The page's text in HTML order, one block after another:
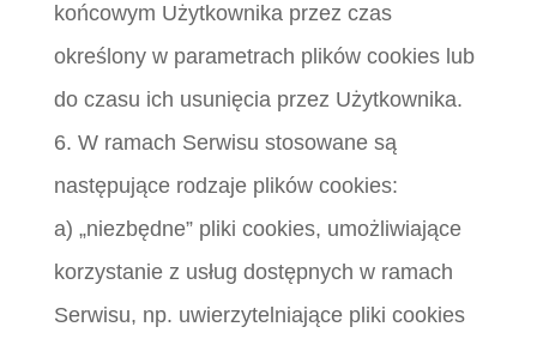
końcowym Użytkownika przez czas
określony w parametrach plików cookies lub
do czasu ich usunięcia przez Użytkownika.
6. W ramach Serwisu stosowane są
następujące rodzaje plików cookies:
a) „niezbędne” pliki cookies, umożliwiające
korzystanie z usług dostępnych w ramach
Serwisu, np. uwierzytelniające pliki cookies